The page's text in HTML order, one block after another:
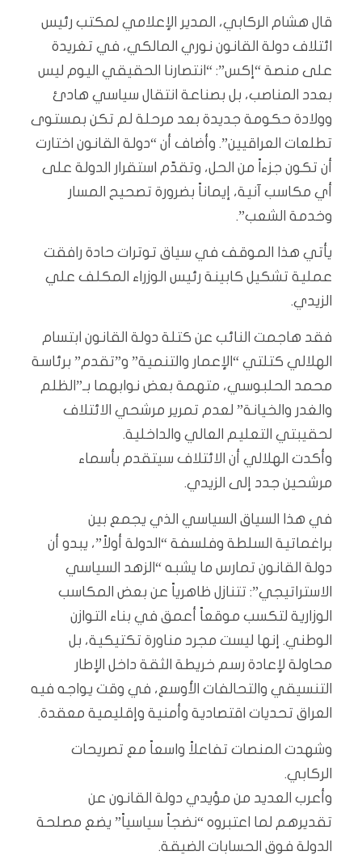
قال هشام الركابي، المدير الإعلامي لمكتب رئيس
ائتلاف دولة القانون نوري المالكي، في تغريدة
على منصة “إكس”: “انتصارنا الحقيقي اليوم ليس
بعدد المناصب، بل بصناعة انتقال سياسي هادئ
وولادة حكومة جديدة بعد مرحلة لم تكن بمستوى
تطلعات العراقيين”. وأضاف أن “دولة القانون اختارت
أن تكون جزءاً من الحل، وتقدّم استقرار الدولة على
أي مكاسب آنية، إيماناً بضرورة تصحيح المسار
وخدمة الشعب”.
يأتي هذا الموقف في سياق توترات حادة رافقت
عملية تشكيل كابينة رئيس الوزراء المكلف علي
الزيدي.
فقد هاجمت النائب عن كتلة دولة القانون ابتسام
الهلالي كتلتي “الإعمار والتنمية” و”تقدم” برئاسة
محمد الحلبوسي، متهمة بعض نوابهما بـ”الظلم
والغدر والخيانة” لعدم تمرير مرشحي الائتلاف
لحقيبتي التعليم العالي والداخلية.
وأكدت الهلالي أن الائتلاف سيتقدم بأسماء
مرشحين جدد إلى الزيدي.
في هذا السياق السياسي الذي يجمع بين
براغماتية السلطة وفلسفة “الدولة أولاً”، يبدو أن
دولة القانون تمارس ما يشبه “الزهد السياسي
الاستراتيجي”: تتنازل ظاهرياً عن بعض المكاسب
الوزارية لتكسب موقعاً أعمق في بناء التوازن
الوطني. إنها ليست مجرد مناورة تكتيكية، بل
محاولة لإعادة رسم خريطة الثقة داخل الإطار
التنسيقي والتحالفات الأوسع، في وقت يواجه فيه
العراق تحديات اقتصادية وأمنية وإقليمية معقدة.
وشهدت المنصات تفاعلاً واسعاً مع تصريحات
الركابي.
وأعرب العديد من مؤيدي دولة القانون عن
تقديرهم لما اعتبروه “نضجاً سياسياً” يضع مصلحة
الدولة فوق الحسابات الضيقة.